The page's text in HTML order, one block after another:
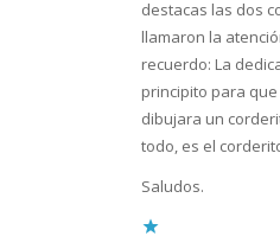
destacas las dos
llamaron la
recuerdo: La
principito para
dibujara un
todo, es el
Saludos.